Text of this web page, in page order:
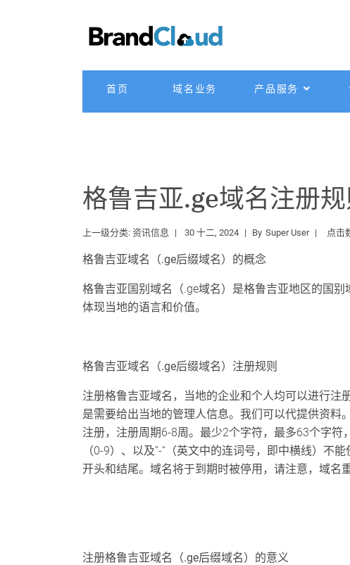
首页 域名业务 产品服务
格鲁吉亚.ge域名注册
上一级分类: 资讯信息 30 十二, 2024 By Super User 点击
格鲁吉亚域名（.ge后缀域名）的概念
格鲁吉亚国别域名（.ge域名）是格鲁吉亚地区的国
体现当地的语言和价值。
格鲁吉亚域名（.ge后缀域名）注册规则
注册格鲁吉亚域名，当地的企业和个人均可以进行注
是需要给出当地的管理人信息。我们可以代提供资
注册，注册周期6-8周。最少2个字符，最多63个字
（0-9）、以及”-“（英文中的连词号，即中横线）不
开头和结尾。域名将于到期时被停用，请注意，域名
注册格鲁吉亚域名（.ge后缀域名）的意义